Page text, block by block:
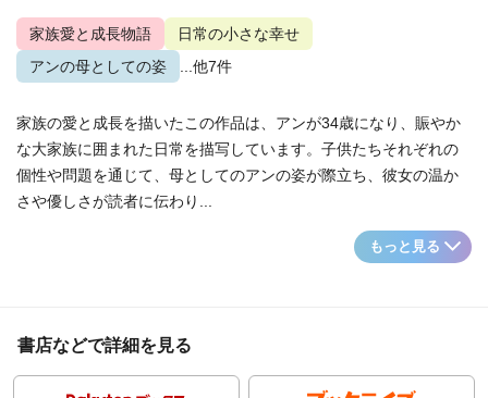
家族愛と成長物語
日常の小さな幸せ
アンの母としての姿
...他7件
家族の愛と成長を描いたこの作品は、アンが34歳になり、賑やか
な大家族に囲まれた日常を描写しています。子供たちそれぞれの
個性や問題を通じて、母としてのアンの姿が際立ち、彼女の温か
さや優しさが読者に伝わり...
もっと見る
書店などで詳細を見る